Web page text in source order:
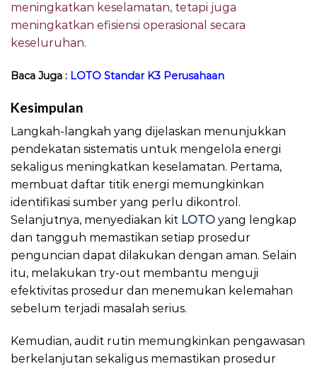
meningkatkan keselamatan, tetapi juga
meningkatkan efisiensi operasional secara
keseluruhan.
Baca Juga : LOTO Standar K3 Perusahaan
Kesimpulan
Langkah-langkah yang dijelaskan menunjukkan
pendekatan sistematis untuk mengelola energi
sekaligus meningkatkan keselamatan. Pertama,
membuat daftar titik energi memungkinkan
identifikasi sumber yang perlu dikontrol.
Selanjutnya, menyediakan kit LOTO yang lengkap
dan tangguh memastikan setiap prosedur
penguncian dapat dilakukan dengan aman. Selain
itu, melakukan try-out membantu menguji
efektivitas prosedur dan menemukan kelemahan
sebelum terjadi masalah serius.
Kemudian, audit rutin memungkinkan pengawasan
berkelanjutan sekaligus memastikan prosedur